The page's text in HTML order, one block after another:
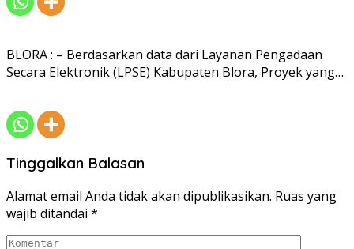
BLORA : – Berdasarkan data dari Layanan Pengadaan
Secara Elektronik (LPSE) Kabupaten Blora, Proyek yang…
Tinggalkan Balasan
Alamat email Anda tidak akan dipublikasikan. Ruas yang
wajib ditandai *